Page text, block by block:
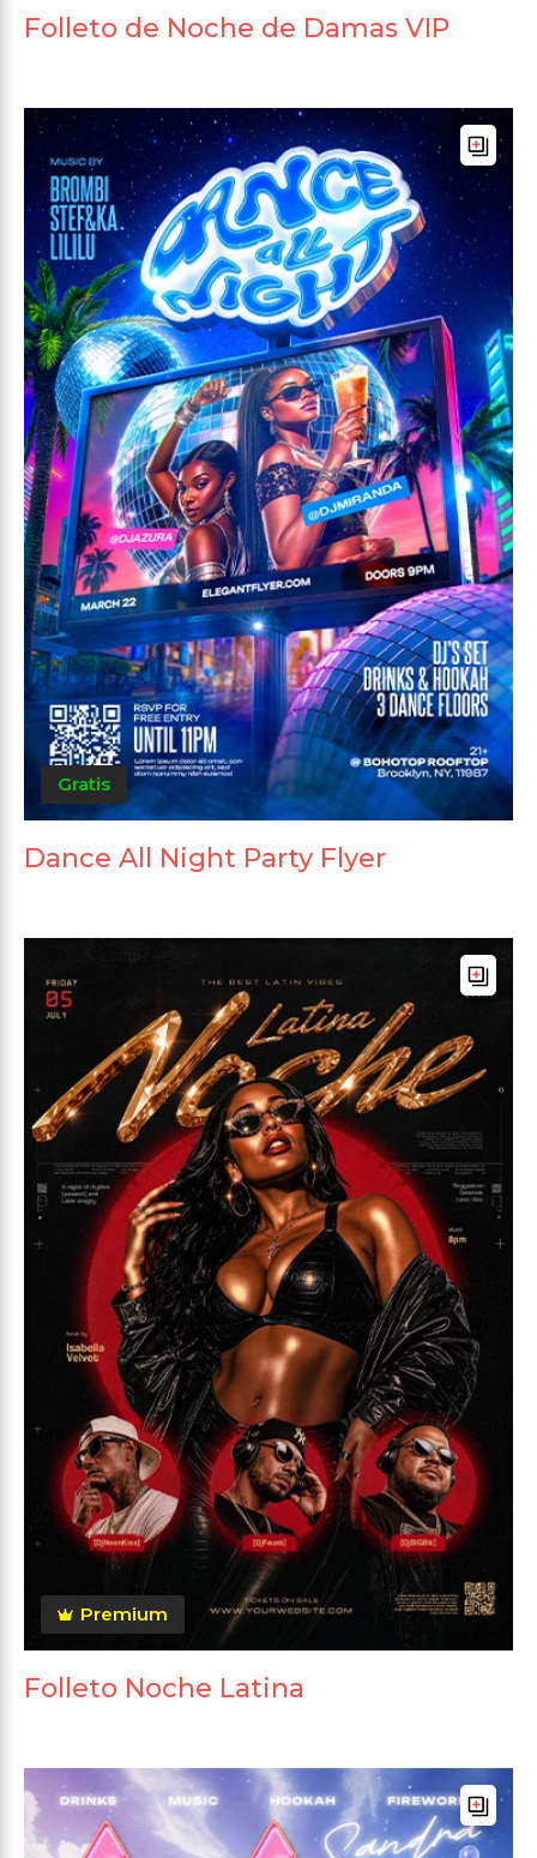
Folleto de Noche de Damas VIP
Gratis
Dance All Night Party Flyer
Premium
Folleto Noche Latina